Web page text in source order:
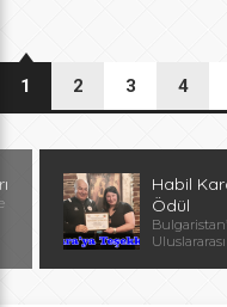
1 2 3 4
Habil
Ödül